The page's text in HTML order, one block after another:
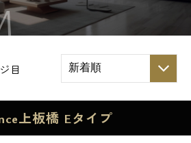
目
上板橋 Eタイプ